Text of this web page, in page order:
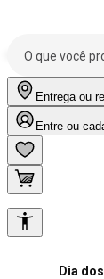
Entrega ou
Entre ou
Dia